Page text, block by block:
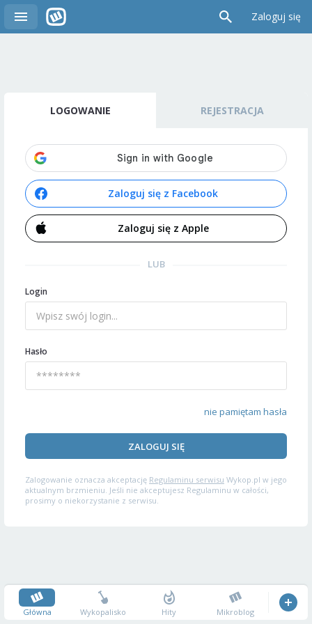
Zaloguj się
LOGOWANIE REJESTRACJA
Zaloguj się z Facebook
Zaloguj się z Apple
LUB
Login
Hasło
nie pamiętam hasła
ZALOGUJ SIĘ
Zalogowanie oznacza akceptację Regulaminu serwisu Wykop.pl w jego
aktualnym brzmieniu. Jeśli nie akceptujesz Regulaminu w całości,
prosimy o niekorzystanie z serwisu.
Główna Wykopalisko Hity Mikroblog